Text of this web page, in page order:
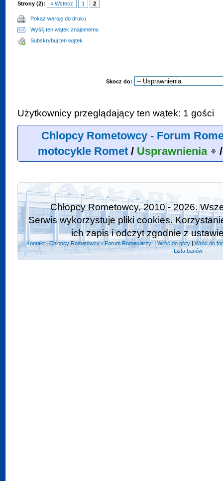
Strony (2): « Wstecz 1 2
Pokaż wersję do druku
Wyślij ten wątek znajomemu
Subskrybuj ten wątek
Skocz do:
Użytkownicy przeglądający ten wątek: 1 gości
Chlopcy Rometowcy - Forum
motocykle Romet/ Usprawnienia
Chłopcy Rometowcy, 2010 - 2026.
Serwis wykorzystuje pliki cookies.
ich zapis i odczyt zgodnie z
Kontakt| Chlopcy Rometowcy - Forum Romeciarzy! |Wróć do góry| Wróć do
Lista banów